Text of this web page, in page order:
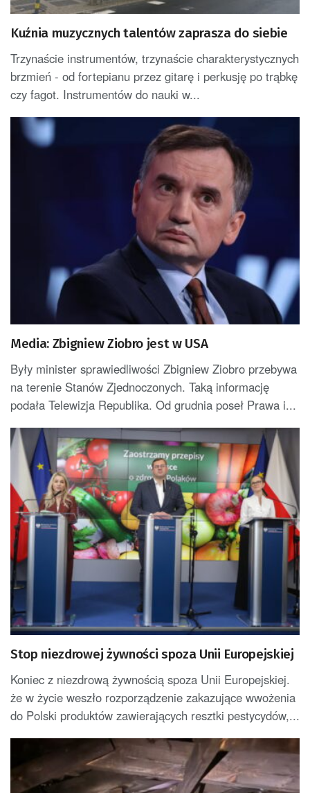
Kuźnia muzycznych talentów zaprasza do siebie
Trzynaście instrumentów, trzynaście charakterystycznych
brzmień - od fortepianu przez gitarę i perkusję po trąbkę
czy fagot. Instrumentów do nauki w...
Media: Zbigniew Ziobro jest w USA
Były minister sprawiedliwości Zbigniew Ziobro przebywa
na terenie Stanów Zjednoczonych. Taką informację
podała Telewizja Republika. Od grudnia poseł Prawa i...
Stop niezdrowej żywności spoza Unii Europejskiej
Koniec z niezdrową żywnością spoza Unii Europejskiej.
że w życie weszło rozporządzenie zakazujące wwożenia
do Polski produktów zawierających resztki pestycydów,...